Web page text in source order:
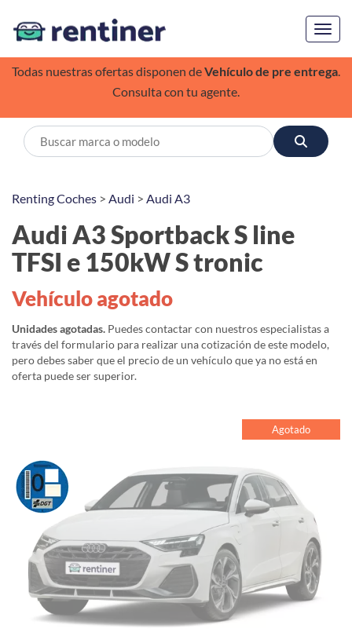
Todas nuestras ofertas disponen deVehículo de pre entrega.
Consulta con tu agente.
Renting Coches > Audi > Audi A3
Audi A3 Sportback S line
TFSI e 150kW S tronic
Vehículo agotado
Unidades agotadas. Puedes contactar con nuestros especialistas a
través del formulario para realizar una cotización de este modelo,
pero debes saber que el precio de un vehículo que ya no está en
oferta puede ser superior.
Agotado